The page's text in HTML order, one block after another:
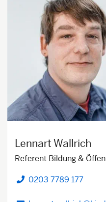
Lennart Wallrich
Referent Bildung &
Telefon
0203 7789 177